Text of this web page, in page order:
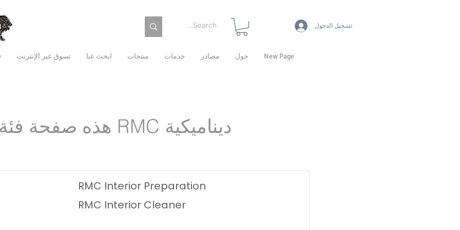
تسجيل الدخول
New Page حول مصادر خدمات منتجات ابحث عنا تسوق عبر الإنترنت
هذه صفحة فئة RMC ديناميكية
RMC Interior Preparation
RMC Interior Cleaner